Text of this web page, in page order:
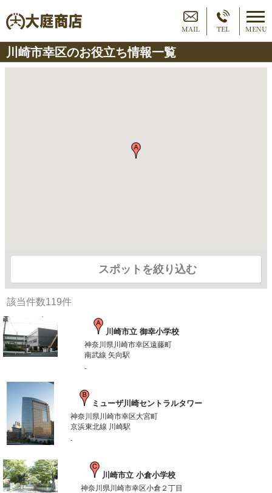
MAIL TEL MENU
川崎市幸区のお役立ち情報一覧
スポットを絞り込む
該当件数119件
川崎市立 御幸小学校
神奈川県川崎市幸区遠藤町
南武線 矢向駅
-
ミューザ川崎セントラルタワー
神奈川県川崎市幸区大宮町
京浜東北線 川崎駅
-
川崎市立 小倉小学校
神奈川県川崎市幸区小倉２丁目